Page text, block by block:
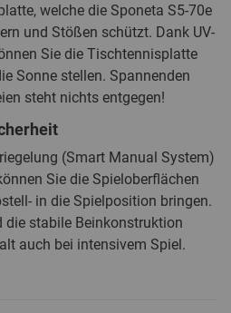
welche die Sponeta S5-70e
und Stößen schützt. Dank UV-
Sie die Tischtennisplatte
Sonne stellen. Spannenden
steht nichts entgegen!
(Smart Manual System)
Sie die Spieloberflächen
in die Spielposition bringen.
die stabile Beinkonstruktion
auch bei intensivem Spiel.